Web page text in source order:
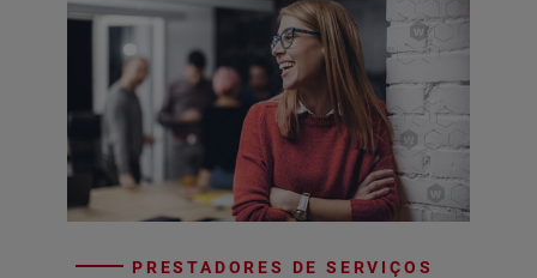
PRESTADORES DE SERVIÇOS